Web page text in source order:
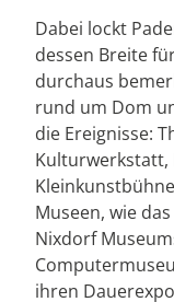
Dabei lockt
dessen Breite
durchaus
rund um Dom
die Ereignisse:
Kulturwerkstatt,
Museen, wie
Nixdorf
ihren